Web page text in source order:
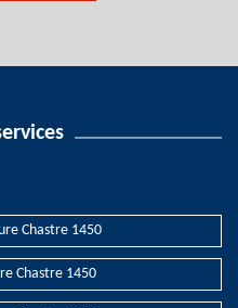
Chastre 1450
Chastre 1450